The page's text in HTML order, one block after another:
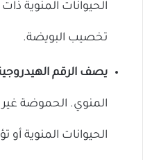
الحيوانات المنوية
تخصيب البويضة.
يصف الرقم
المنوي. الحموضة
الحيوانات المنوية أو